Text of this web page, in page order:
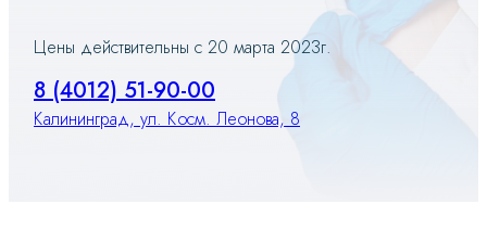
Цены действительны c 20 марта 2023г.
8 (4012) 51-90-00
Калининград, ул. Косм. Леонова, 8